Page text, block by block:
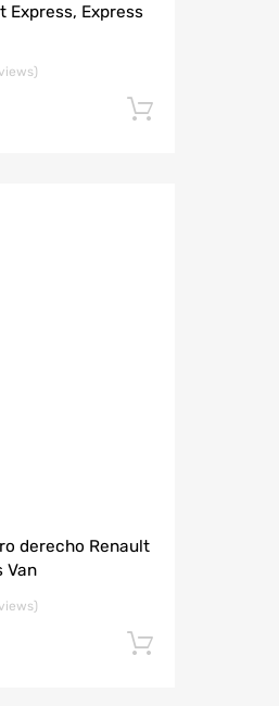
Express, Express
derecho Renault
Van